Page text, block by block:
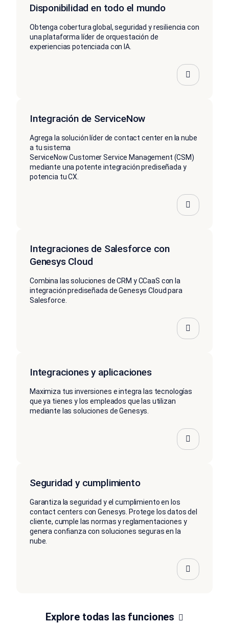
Disponibilidad en todo el mundo
Obtenga cobertura global, seguridad y resiliencia con
una plataforma líder de orquestación de
experiencias potenciada con IA.
Integración de ServiceNow
Agrega la solución líder de contact center en la nube
a tu sistema
ServiceNow Customer Service Management (CSM)
mediante una potente integración prediseñada y
potencia tu CX.
Integraciones de Salesforce con
Genesys Cloud
Combina las soluciones de CRM y CCaaS con la
integración prediseñada de Genesys Cloud para
Salesforce.
Integraciones y aplicaciones
Maximiza tus inversiones e integra las tecnologías
que ya tienes y los empleados que las utilizan
mediante las soluciones de Genesys.
Seguridad y cumplimiento
Garantiza la seguridad y el cumplimiento en los
contact centers con Genesys. Protege los datos del
cliente, cumple las normas y reglamentaciones y
genera confianza con soluciones seguras en la
nube.
Explore todas las funciones